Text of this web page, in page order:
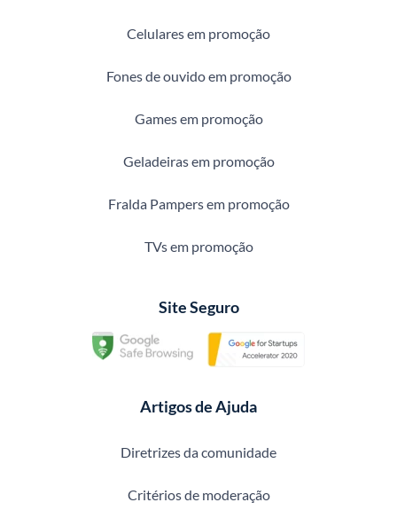
Celulares em promoção
Fones de ouvido em promoção
Games em promoção
Geladeiras em promoção
Fralda Pampers em promoção
TVs em promoção
Site Seguro
Artigos de Ajuda
Diretrizes da comunidade
Critérios de moderação